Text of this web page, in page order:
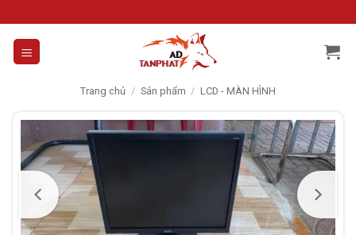
to
content
Trang chủ / Sản phẩm / LCD - MÀN HÌNH